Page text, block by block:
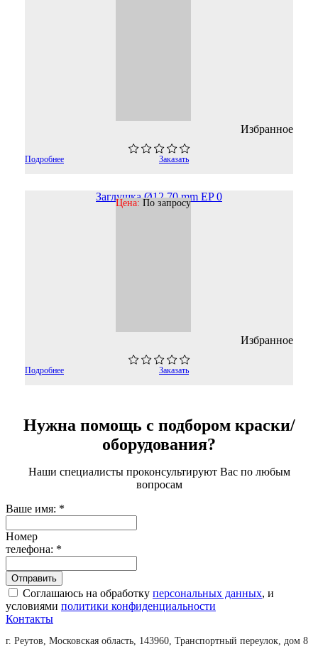
Избранное
Подробнее Заказать
Заглушка Ø12,70 mm EP 0
Избранное
Цена: По запросу
Подробнее Заказать
Нужна помощь с подбором краски/
оборудования?
Наши специалисты проконсультируют Вас по любым
вопросам
Ваше имя: *
Номер
телефона: *
Соглашаюсь на обработку персональных данных, и
условиями политики конфиденциальности
Контакты
г. Реутов, Московская область, 143960, Транспортный переулок, дом 8